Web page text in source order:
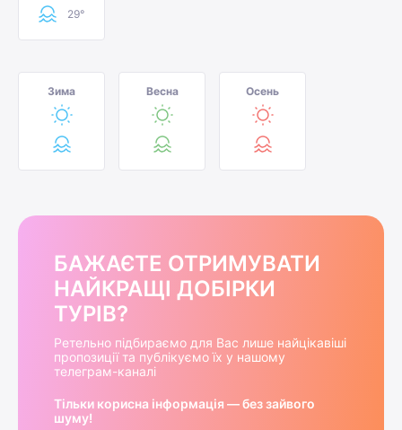
29°
Зима Весна Осень
БАЖАЄТЕ ОТРИМУВАТИ
НАЙКРАЩІ ДОБІРКИ
ТУРІВ?
Ретельно підбираємо для Вас лише найцікавіші
пропозиції та публікуємо їх у нашому
телеграм-каналі
Тільки корисна інформація — без зайвого
шуму!